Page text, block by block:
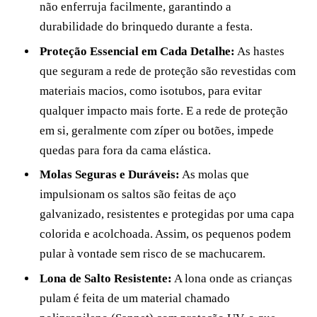
não enferruja facilmente, garantindo a
durabilidade do brinquedo durante a festa.
Proteção Essencial em Cada Detalhe: As hastes
que seguram a rede de proteção são revestidas com
materiais macios, como isotubos, para evitar
qualquer impacto mais forte. E a rede de proteção
em si, geralmente com zíper ou botões, impede
quedas para fora da cama elástica.
Molas Seguras e Duráveis: As molas que
impulsionam os saltos são feitas de aço
galvanizado, resistentes e protegidas por uma capa
colorida e acolchoada. Assim, os pequenos podem
pular à vontade sem risco de se machucarem.
Lona de Salto Resistente: A lona onde as crianças
pulam é feita de um material chamado